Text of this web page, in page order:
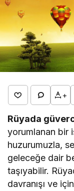
+
Rüyada
yorumlanan bir
huzurumuzla,
geleceğe dair
taşıyabilir.
davranışı ve